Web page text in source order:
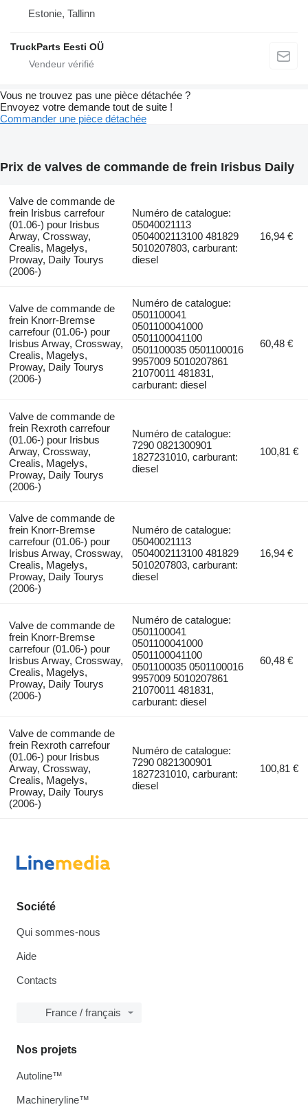
Estonie, Tallinn
TruckParts Eesti OÜ
Vous ne trouvez pas une pièce détachée ?
Envoyez votre demande tout de suite !
Commander une pièce détachée
Prix de valves de commande de frein Irisbus Daily
Valve de commande de
frein Irisbus carrefour
(01.06-) pour Irisbus
Arway, Crossway,
Crealis, Magelys,
Proway, Daily Tourys
(2006-)
Numéro de catalogue:
05040021113
0504002113100 481829
5010207803, carburant:
diesel
16,94 €
Valve de commande de
frein Knorr-Bremse
carrefour (01.06-) pour
Irisbus Arway, Crossway,
Crealis, Magelys,
Proway, Daily Tourys
(2006-)
Numéro de catalogue:
0501100041
0501100041000
0501100041100
0501100035 0501100016
9957009 5010207861
21070011 481831,
carburant: diesel
60,48 €
Valve de commande de
frein Rexroth carrefour
(01.06-) pour Irisbus
Arway, Crossway,
Crealis, Magelys,
Proway, Daily Tourys
(2006-)
Numéro de catalogue:
7290 0821300901
1827231010, carburant:
diesel
100,81 €
Valve de commande de
frein Knorr-Bremse
carrefour (01.06-) pour
Irisbus Arway, Crossway,
Crealis, Magelys,
Proway, Daily Tourys
(2006-)
Numéro de catalogue:
05040021113
0504002113100 481829
5010207803, carburant:
diesel
16,94 €
Valve de commande de
frein Knorr-Bremse
carrefour (01.06-) pour
Irisbus Arway, Crossway,
Crealis, Magelys,
Proway, Daily Tourys
(2006-)
Numéro de catalogue:
0501100041
0501100041000
0501100041100
0501100035 0501100016
9957009 5010207861
21070011 481831,
carburant: diesel
60,48 €
Valve de commande de
frein Rexroth carrefour
(01.06-) pour Irisbus
Arway, Crossway,
Crealis, Magelys,
Proway, Daily Tourys
(2006-)
Numéro de catalogue:
7290 0821300901
1827231010, carburant:
diesel
100,81 €
Société
Qui sommes-nous
Aide
Contacts
France / français
Nos projets
Autoline™
Machineryline™